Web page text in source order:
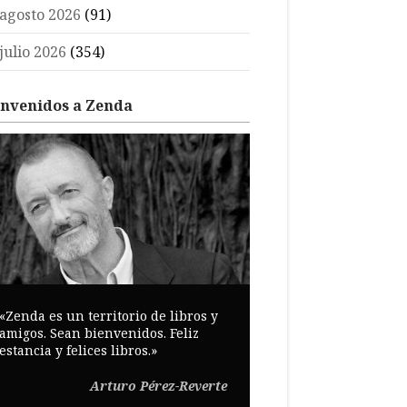
2026 (91)
2026 (354)
a Zenda
es un territorio de libros y
Sean bienvenidos. Feliz
y felices libros.»
Arturo Pérez-Reverte